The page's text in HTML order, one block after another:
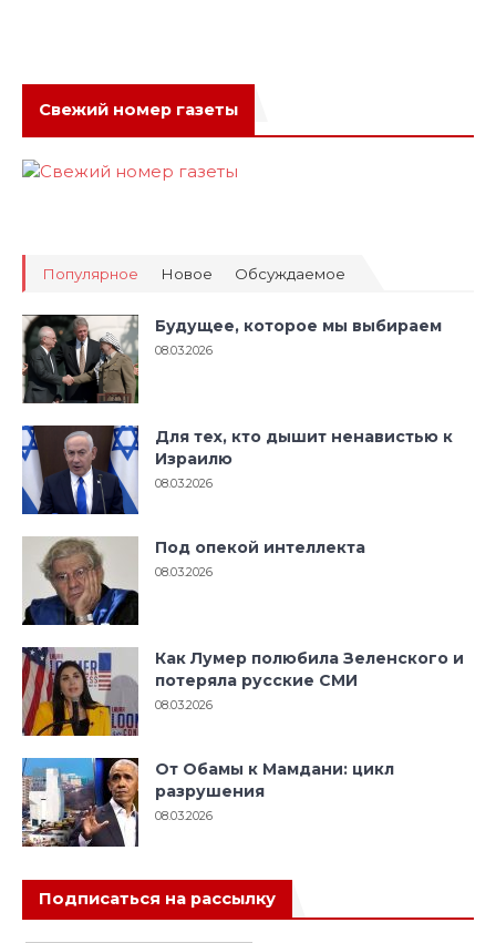
Свежий номер газеты
Популярное Новое Обсуждаемое
Будущее, которое мы выбираем
08.03.2026
Для тех, кто дышит ненавистью к
Израилю
08.03.2026
Под опекой интеллекта
08.03.2026
Как Лумер полюбила Зеленского и
потеряла русские СМИ
08.03.2026
От Обамы к Мамдани: цикл
разрушения
08.03.2026
Подписаться на рассылку